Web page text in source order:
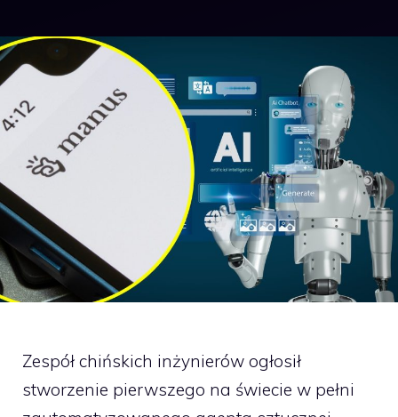
Zespół chińskich inżynierów ogłosił
stworzenie pierwszego na świecie w pełni